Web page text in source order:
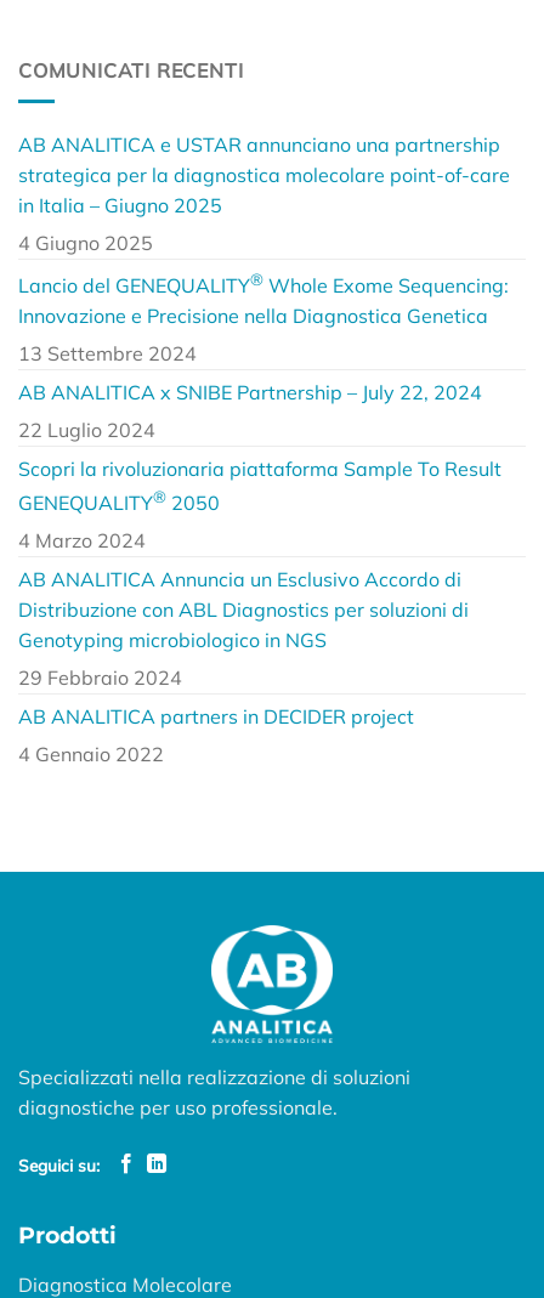
COMUNICATI RECENTI
AB ANALITICA e USTAR annunciano una partnership
strategica per la diagnostica molecolare point-of-care
in Italia – Giugno 2025
4 Giugno 2025
Lancio del GENEQUALITY® Whole Exome Sequencing:
Innovazione e Precisione nella Diagnostica Genetica
13 Settembre 2024
AB ANALITICA x SNIBE Partnership – July 22, 2024
22 Luglio 2024
Scopri la rivoluzionaria piattaforma Sample To Result
GENEQUALITY® 2050
4 Marzo 2024
AB ANALITICA Annuncia un Esclusivo Accordo di
Distribuzione con ABL Diagnostics per soluzioni di
Genotyping microbiologico in NGS
29 Febbraio 2024
AB ANALITICA partners in DECIDER project
4 Gennaio 2022
Specializzati nella realizzazione di soluzioni
diagnostiche per uso professionale.
Seguici su:
Prodotti
Diagnostica Molecolare